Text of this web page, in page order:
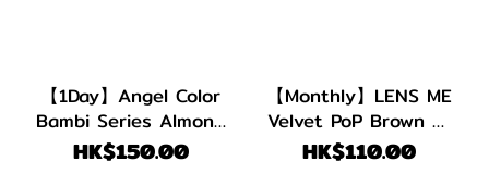
【1Day】Angel Color
Bambi Series Almond
每日即棄隱形眼鏡 ｜1
盒10片
HK$150.00
【Monthly】LENS ME
Velvet PoP Brown 每
月即棄｜1盒2片
HK$110.00